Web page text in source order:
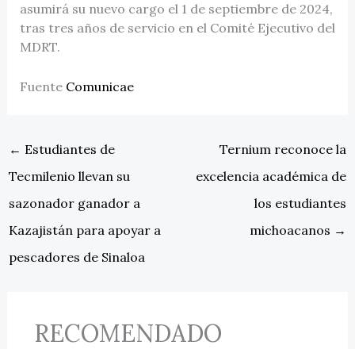
asumirá su nuevo cargo el 1 de septiembre de 2024,
tras tres años de servicio en el Comité Ejecutivo del
MDRT.
Fuente Comunicae
← Estudiantes de
Tecmilenio llevan su
sazonador ganador a
Kazajistán para apoyar a
pescadores de Sinaloa
Ternium reconoce la
excelencia académica de
los estudiantes
michoacanos →
RECOMENDADO